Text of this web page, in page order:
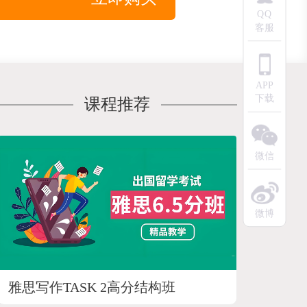
QQ
客服
APP
下载
微信
微博
课程推荐
雅思写作TASK 2高分结构班